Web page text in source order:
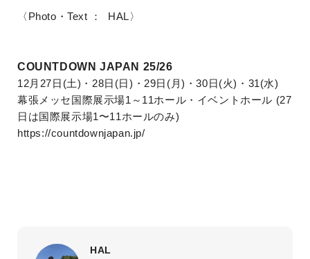
〈Photo・Text ： HAL〉
COUNTDOWN JAPAN 25/26
12月27日(土)・28日(日)・29日(月)・30日(火)・31(水)
幕張メッセ国際展示場1～11ホール・イベントホール (27
日は国際展示場1〜11ホールのみ)
https://countdownjapan.jp/
HAL